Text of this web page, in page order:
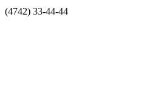
(4742) 33-44-44